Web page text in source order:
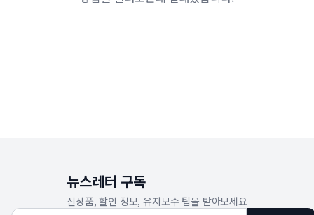
뉴스레터 구독
신상품, 할인 정보, 유지보수 팁을 받아보세요